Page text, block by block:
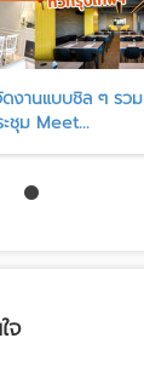
ดงานแบบชิล ๆ รวม
ชุม Meet...
จ